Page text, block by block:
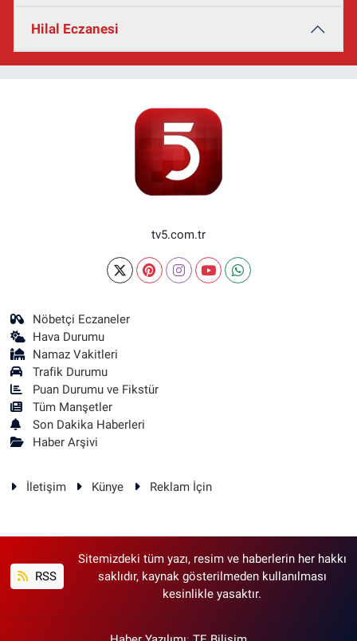
Hilal Eczanesi
tv5.com.tr
Nöbetçi Eczaneler
Hava Durumu
Namaz Vakitleri
Trafik Durumu
Puan Durumu ve Fikstür
Tüm Manşetler
Son Dakika Haberleri
Haber Arşivi
İletişim Künye Reklam İçin
RSS
Sitemizdeki tüm yazı, resim ve haberlerin her hakkı
saklıdır, kaynak gösterilmeden kullanılması
kesinlikle yasaktır.